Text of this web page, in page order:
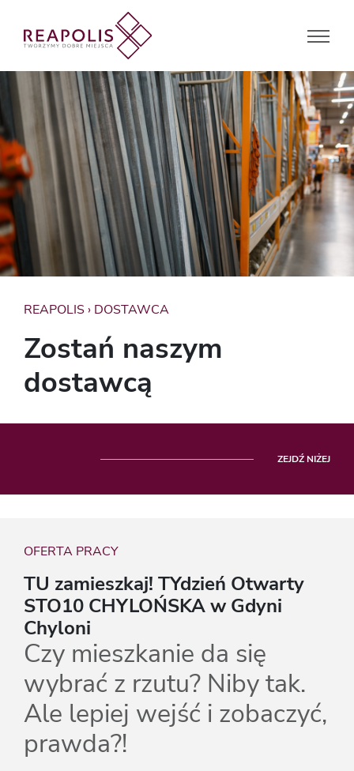
REAPOLIS › DOSTAWCA
Zostań naszym
dostawcą
ZEJDŹ NIŻEJ
OFERTA PRACY
TU zamieszkaj! TYdzień Otwarty
STO10 CHYLOŃSKA w Gdyni
Chyloni
Czy mieszkanie da się
wybrać z rzutu? Niby tak.
Ale lepiej wejść i zobaczyć,
prawda?!